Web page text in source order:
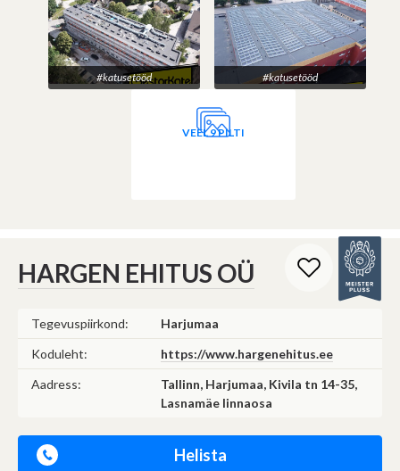
#katusetööd #katusetööd
VEEL 9 PILTI
HARGEN EHITUS OÜ
Tegevuspiirkond:
Harjumaa
Koduleht:
https://www.hargenehitus.ee
Aadress:
Tallinn, Harjumaa, Kivila tn 14-35,
Lasnamäe linnaosa
Helista